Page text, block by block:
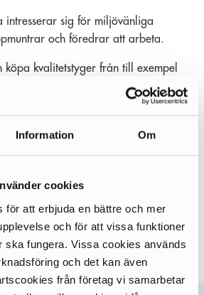
Information Om
cookies
för att erbjuda en bättre och mer
och för att vissa funktioner
ska fungera. Vissa cookies används
och det kan även
från företag vi samarbetar
intresserar sig för miljövänliga
och föredrar att arbeta.
köpa kvalitetstyger från till exempel
& Fils, GP & J Baker, Designers
Ludvig Svensson, Växbo Lin,
fler.
ges ett första prisförslag.